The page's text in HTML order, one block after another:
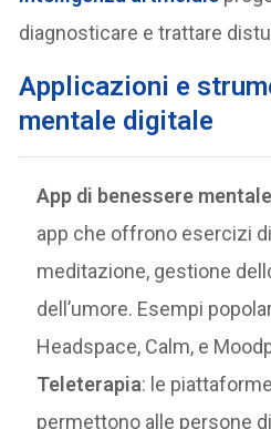
diagnosticare e trattare
Applicazioni e
mentale digitale
App di benessere mentale
app che offrono esercizi
meditazione, gestione
dell’umore. Esempi
Headspace, Calm, e
Teleterapia: le
permettono alle persone